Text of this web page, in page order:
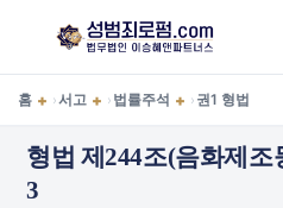
홈 + ›서고 + › 법률주석 + › 권1 형법
형법 제244조(음화제조
3